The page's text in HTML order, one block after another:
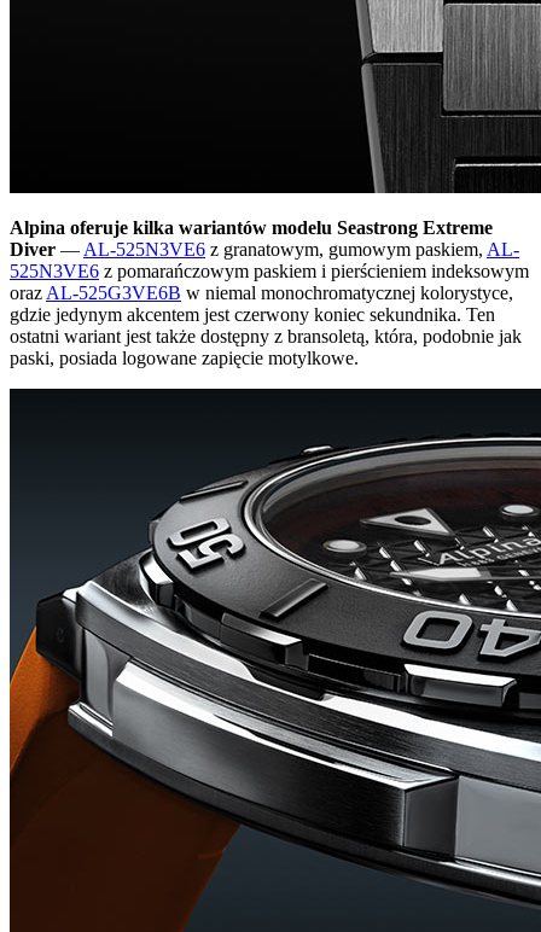
Alpina oferuje kilka wariantów modelu Seastrong Extreme
Diver — AL-525N3VE6 z granatowym, gumowym paskiem, AL-
525N3VE6 z pomarańczowym paskiem i pierścieniem indeksowym
oraz AL-525G3VE6B w niemal monochromatycznej kolorystyce,
gdzie jedynym akcentem jest czerwony koniec sekundnika. Ten
ostatni wariant jest także dostępny z bransoletą, która, podobnie jak
paski, posiada logowane zapięcie motylkowe.